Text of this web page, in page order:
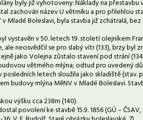
byly již vyhotoveny. Náklady na
zachován název U větrníku a pro přilehlou
Mladé Boleslavi, byla stavba již zchátralá,
vystavěn v 50. letech 19. století olejníkem
ale neosvědčil se pro slabý vítr (133), brzy byl
jako Volejna zůstalo stavení pod strání
větrného mlýna; odtud pro uvedený
posledních letech sloužila jako skladiště (stav.
budovy mlýna MěNV v Mladé Boleslavi.
výšku cca 238m (140).
povolení ke stavbě 15.9. 1856 (GÚ –